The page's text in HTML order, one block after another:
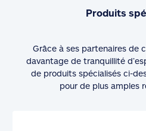
Produits
Grâce à ses partenaires de
davantage de tranquillité
de produits spécialisés ci-
pour de plus amples